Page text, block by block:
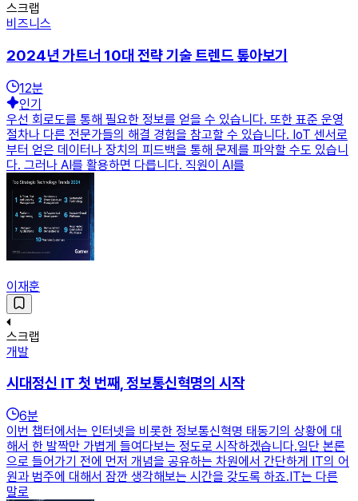
스크랩
비즈니스
2024년 가트너 10대 전략 기술 트렌드 톺아보기
12분
인기
우선 회로도를 통해 필요한 정보를 얻을 수 있습니다. 또한 표준 운영
절차나 다른 전문가들의 해결 경험을 참고할 수 있습니다. IoT 센서로
부터 얻은 데이터나 장치의 피드백을 통해 문제를 파악할 수도 있습니
다. 그러나 AI를 활용하면 다릅니다. 직원이 AI를
이재훈
스크랩
개발
시대정신 IT 첫 번째, 정보통신혁명의 시작
6분
이번 챕터에서는 인터넷을 비롯한 정보통신혁명 태동기의 상황에 대
해서 한 발짝만 가볍게 들여다보는 정도로 시작하겠습니다.일단 본론
으로 들어가기 전에 먼저 개념을 공유하는 차원에서 간단하게 IT의 어
원과 범주에 대해서 잠깐 생각해보는 시간을 갖도록 하죠.IT는 다른
말로